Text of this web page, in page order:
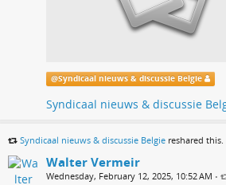
@Syndicaal nieuws & discussie Belgie
Syndicaal nieuws & discussie
Syndicaal nieuws & discussie Belgie reshared this.
Walter Vermeir
Wednesday, February 12, 2025, 10:52 AM •